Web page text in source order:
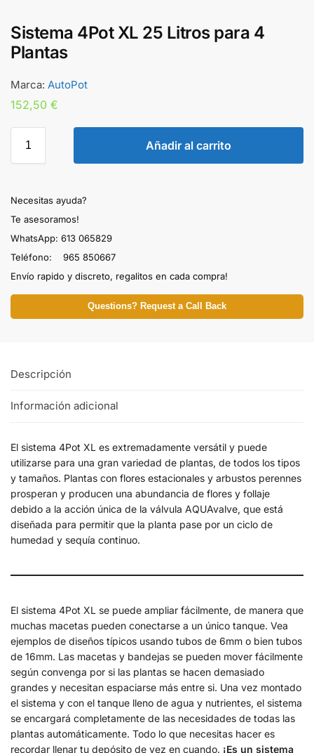
Sistema 4Pot XL 25 Litros para 4
Plantas
Marca: AutoPot
152,50 €
Añadir al carrito
Necesitas ayuda?
Te asesoramos!
WhatsApp: 613 065829
Teléfono: 965 850667
Envío rapido y discreto, regalitos en cada compra!
Questions? Request a Call Back
Descripción
Información adicional
El sistema 4Pot XL es extremadamente versátil y puede
utilizarse para una gran variedad de plantas, de todos los tipos
y tamaños. Plantas con flores estacionales y arbustos perennes
prosperan y producen una abundancia de flores y follaje
debido a la acción única de la válvula AQUAvalve, que está
diseñada para permitir que la planta pase por un ciclo de
humedad y sequía continuo.
El sistema 4Pot XL se puede ampliar fácilmente, de manera que
muchas macetas pueden conectarse a un único tanque. Vea
ejemplos de diseños típicos usando tubos de 6mm o bien tubos
de 16mm. Las macetas y bandejas se pueden mover fácilmente
según convenga por si las plantas se hacen demasiado
grandes y necesitan espaciarse más entre si. Una vez montado
el sistema y con el tanque lleno de agua y nutrientes, el sistema
se encargará completamente de las necesidades de todas las
plantas automáticamente. Todo lo que necesitas hacer es
recordar llenar tu depósito de vez en cuando. ¡Es un sistema